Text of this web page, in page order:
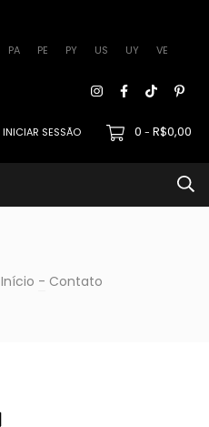
PA PE PY US UY VE
INICIAR SESSÃO 0 - R$0,00
Início - Contato